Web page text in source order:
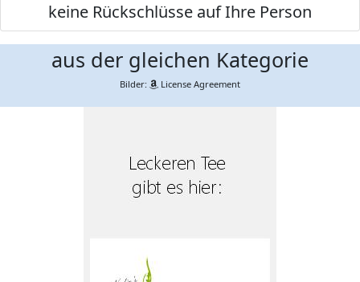
keine Rückschlüsse auf Ihre Person
aus der gleichen Kategorie
Bilder: License Agreement